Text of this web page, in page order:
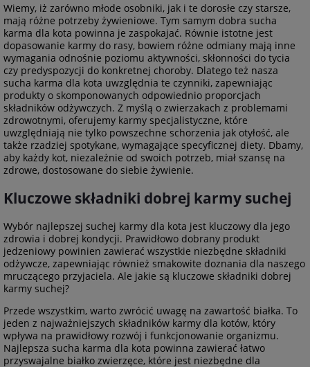
Wiemy, iż zarówno młode osobniki, jak i te dorosłe czy starsze,
mają różne potrzeby żywieniowe. Tym samym dobra sucha
karma dla kota powinna je zaspokajać. Równie istotne jest
dopasowanie karmy do rasy, bowiem różne odmiany mają inne
wymagania odnośnie poziomu aktywności, skłonności do tycia
czy predyspozycji do konkretnej choroby. Dlatego też nasza
sucha karma dla kota uwzględnia te czynniki, zapewniając
produkty o skomponowanych odpowiednio proporcjach
składników odżywczych. Z myślą o zwierzakach z problemami
zdrowotnymi, oferujemy karmy specjalistyczne, które
uwzględniają nie tylko powszechne schorzenia jak otyłość, ale
także rzadziej spotykane, wymagające specyficznej diety. Dbamy,
aby każdy kot, niezależnie od swoich potrzeb, miał szansę na
zdrowe, dostosowane do siebie żywienie.
Kluczowe składniki dobrej karmy suchej
Wybór najlepszej suchej karmy dla kota jest kluczowy dla jego
zdrowia i dobrej kondycji. Prawidłowo dobrany produkt
jedzeniowy powinien zawierać wszystkie niezbędne składniki
odżywcze, zapewniając również smakowite doznania dla naszego
mruczącego przyjaciela. Ale jakie są kluczowe składniki dobrej
karmy suchej?
Przede wszystkim, warto zwrócić uwagę na zawartość białka. To
jeden z najważniejszych składników karmy dla kotów, który
wpływa na prawidłowy rozwój i funkcjonowanie organizmu.
Najlepsza sucha karma dla kota powinna zawierać łatwo
przyswajalne białko zwierzęce, które jest niezbędne dla